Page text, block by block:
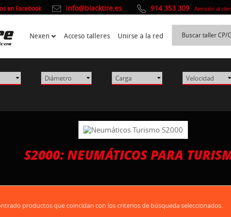
S2000: NEUMÁTICOS PARA
productos que coincidan con los criterios de búsqueda seleccionados.
en Facebook info@blacktire.es 914 353 309 Atención al
Nexen Acceso talleres Unirse a la red